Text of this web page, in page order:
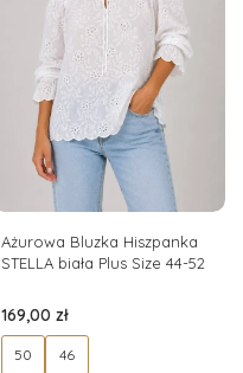
Ażurowa Bluzka Hiszpanka
STELLA biała Plus Size 44-52
Cena
169,00 zł
50 46